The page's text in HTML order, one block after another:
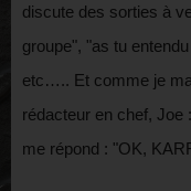
discute des sorties à
groupe", "as tu
etc….. Et comme je
rédacteur en chef, Joe
me répond : "OK,